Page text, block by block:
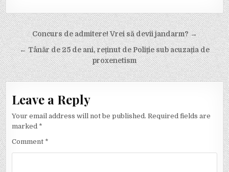
Post
navigation
Concurs de admitere! Vrei să devii jandarm? →
← Tânăr de 25 de ani, reținut de Poliție sub acuzația de
proxenetism
Leave a Reply
Your email address will not be published. Required fields are
marked *
Comment *